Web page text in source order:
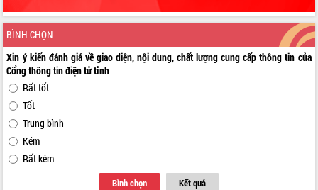
BÌNH CHỌN
Xin ý kiến đánh giá về giao diện, nội dung, chất lượng cung cấp thông tin của
Cổng thông tin điện tử tỉnh
Rất tốt
Tốt
Trung bình
Kém
Rất kém
Bình chọn Kết quả